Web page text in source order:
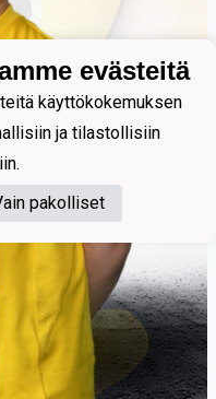
evästeitä
käyttökokemuksen
ja tilastollisiin
pakolliset